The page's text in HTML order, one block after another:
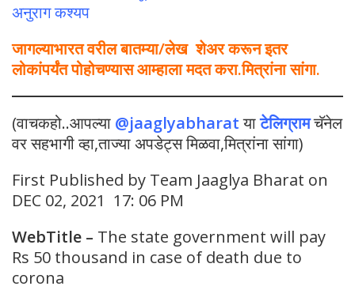
अनुराग कश्यप
जागल्याभारत वरील बातम्या/लेख शेअर करून इतर
लोकांपर्यंत पोहोचण्यास आम्हाला मदत करा.मित्रांना सांगा.
(वाचकहो..आपल्या @jaaglyabharat याटेलिग्रामचॅनेल
वर सहभागी व्हा,ताज्या अपडेट्स मिळवा,मित्रांना सांगा)
First Published by Team Jaaglya Bharat on
DEC 02, 2021 17: 06 PM
WebTitle – The state government will pay
Rs 50 thousand in case of death due to
corona